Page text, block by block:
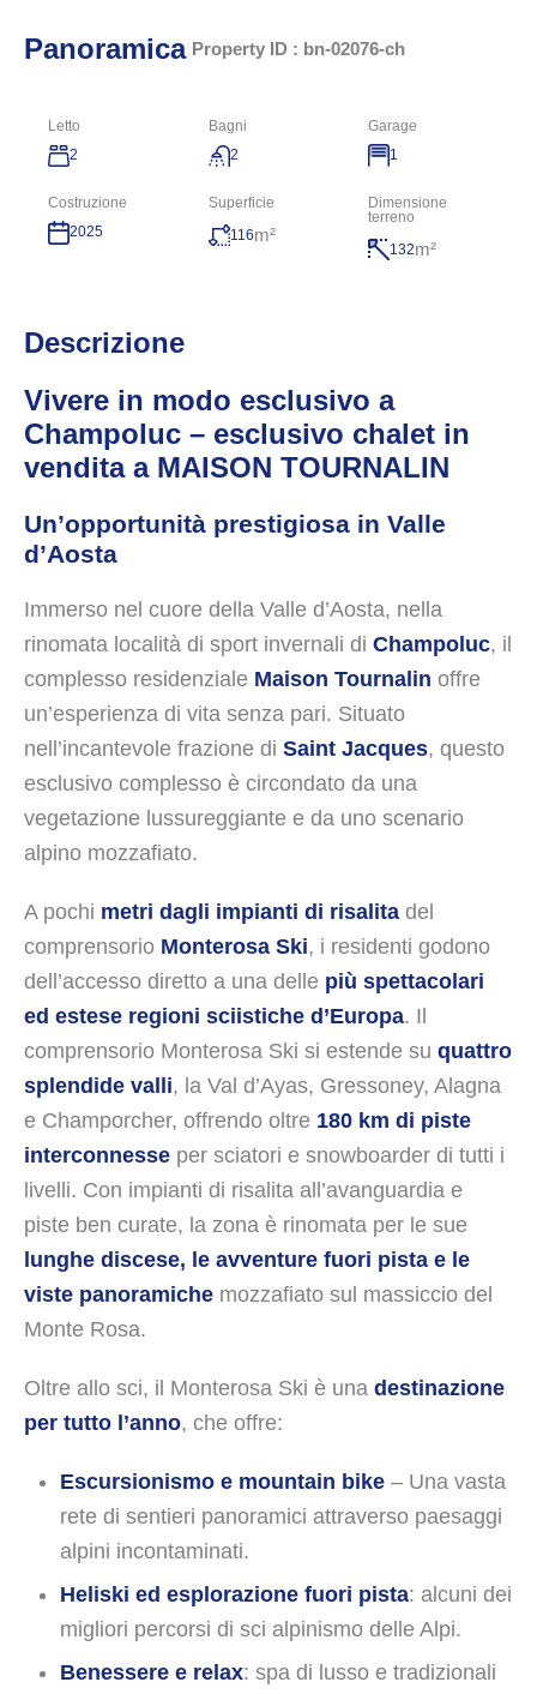
Panoramica Property ID : bn-02076-ch
Letto
2
Bagni
2
Garage
1
Costruzione
2025
Superficie
116m²
Dimensione
terreno
132m²
Descrizione
Vivere in modo esclusivo a
Champoluc – esclusivo chalet in
vendita a MAISON TOURNALIN
Un’opportunità prestigiosa in Valle
d’Aosta
Immerso nel cuore della Valle d’Aosta, nella
rinomata località di sport invernali di Champoluc, il
complesso residenziale Maison Tournalin offre
un’esperienza di vita senza pari. Situato
nell’incantevole frazione di Saint Jacques, questo
esclusivo complesso è circondato da una
vegetazione lussureggiante e da uno scenario
alpino mozzafiato.
A pochi metri dagli impianti di risalita del
comprensorio Monterosa Ski, i residenti godono
dell’accesso diretto a una delle più spettacolari
ed estese regioni sciistiche d’Europa. Il
comprensorio Monterosa Ski si estende su quattro
splendide valli, la Val d’Ayas, Gressoney, Alagna
e Champorcher, offrendo oltre 180 km di piste
interconnesse per sciatori e snowboarder di tutti i
livelli. Con impianti di risalita all’avanguardia e
piste ben curate, la zona è rinomata per le sue
lunghe discese, le avventure fuori pista e le
viste panoramiche mozzafiato sul massiccio del
Monte Rosa.
Oltre allo sci, il Monterosa Ski è una destinazione
per tutto l’anno, che offre:
Escursionismo e mountain bike – Una vasta
rete di sentieri panoramici attraverso paesaggi
alpini incontaminati.
Heliski ed esplorazione fuori pista: alcuni dei
migliori percorsi di sci alpinismo delle Alpi.
Benessere e relax: spa di lusso e tradizionali